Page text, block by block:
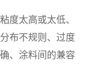
度太高或太低、
布不规则、过度
、涂料间的兼容